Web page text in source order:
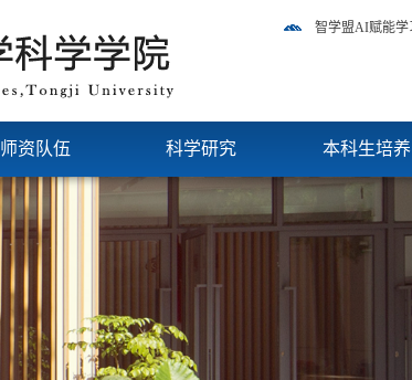
智学盟AI赋能学
师资队伍 科学研究 本科生培养